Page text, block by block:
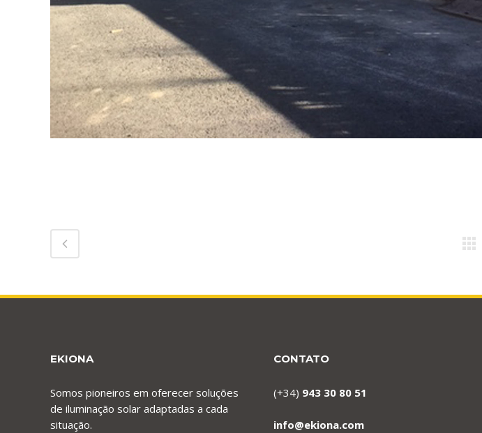
EKIONA
Somos pioneiros em oferecer soluções
de iluminação solar adaptadas a cada
situação.
CONTATO
(+34) 943 30 80 51
info@ekiona.com